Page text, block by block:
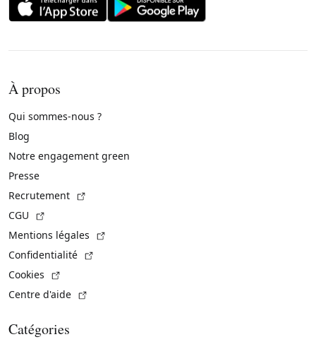
À propos
Qui sommes-nous ?
Blog
Notre engagement green
Presse
Recrutement
CGU
Mentions légales
Confidentialité
Cookies
Centre d'aide
Catégories